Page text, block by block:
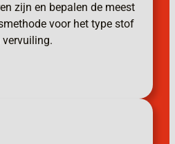
zijn en bepalen de meest
voor het type stof
vervuiling.